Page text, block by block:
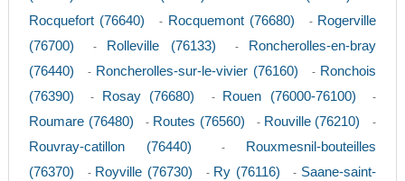
Rocquefort (76640) - Rocquemont (76680) - Rogerville
(76700)
- Rolleville (76133) -
Roncherolles-en-bray
(76440)
- Roncherolles-sur-le-vivier (76160) - Ronchois
(76390)
- Rosay (76680) - Rouen (76000-76100) -
Roumare (76480) - Routes (76560) - Rouville (76210) -
Rouvray-catillon (76440) -
Rouxmesnil-bouteilles
(76370)
- Royville (76730) - Ry (76116) - Saane-saint-